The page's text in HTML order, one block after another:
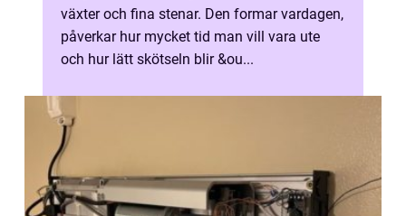
växter och fina stenar. Den formar vardagen,
påverkar hur mycket tid man vill vara ute
och hur lätt skötseln blir &ou...